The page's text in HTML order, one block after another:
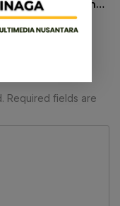
Soal Komitmen
dan Serapan
Kerja Lokal
Required fields are